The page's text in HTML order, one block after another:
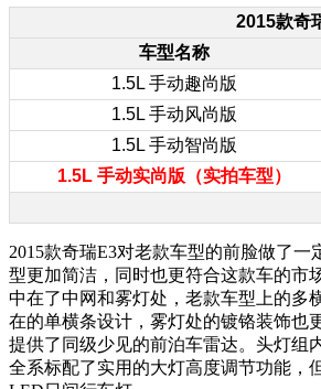
2015款奇
车型名称
1.5L 手动趣尚版
1.5L 手动风尚版
1.5L 手动智尚版
1.5L 手动实尚版（实拍车型）
2015款奇瑞E3对老款车型的前脸做了一
型更加简洁，同时也更符合这款车的市
中在了中网和雾灯处，老款车型上的多
在的单横条设计，雾灯处的镀铬装饰也
提供了同级少见的前泊车雷达。头灯组
全系标配了实用的大灯高度调节功能，